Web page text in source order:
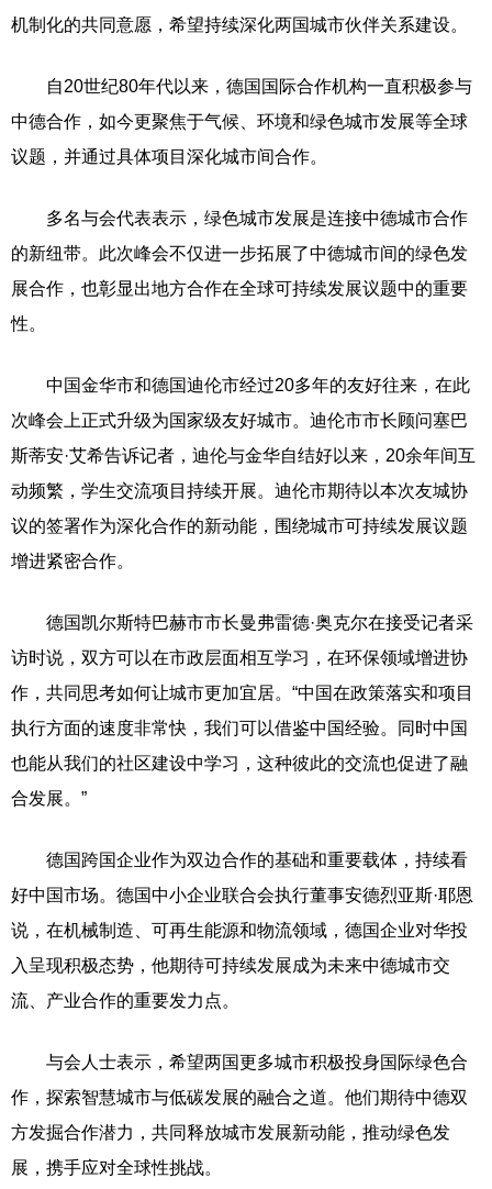
机制化的共同意愿，希望持续深化两国城市伙伴关系建设。
自20世纪80年代以来，德国国际合作机构一直积极参与
中德合作，如今更聚焦于气候、环境和绿色城市发展等全球
议题，并通过具体项目深化城市间合作。
多名与会代表表示，绿色城市发展是连接中德城市合作
的新纽带。此次峰会不仅进一步拓展了中德城市间的绿色发
展合作，也彰显出地方合作在全球可持续发展议题中的重要
性。
中国金华市和德国迪伦市经过20多年的友好往来，在此
次峰会上正式升级为国家级友好城市。迪伦市市长顾问塞巴
斯蒂安·艾希告诉记者，迪伦与金华自结好以来，20余年间互
动频繁，学生交流项目持续开展。迪伦市期待以本次友城协
议的签署作为深化合作的新动能，围绕城市可持续发展议题
增进紧密合作。
德国凯尔斯特巴赫市市长曼弗雷德·奥克尔在接受记者采
访时说，双方可以在市政层面相互学习，在环保领域增进协
作，共同思考如何让城市更加宜居。“中国在政策落实和项目
执行方面的速度非常快，我们可以借鉴中国经验。同时中国
也能从我们的社区建设中学习，这种彼此的交流也促进了融
合发展。”
德国跨国企业作为双边合作的基础和重要载体，持续看
好中国市场。德国中小企业联合会执行董事安德烈亚斯·耶恩
说，在机械制造、可再生能源和物流领域，德国企业对华投
入呈现积极态势，他期待可持续发展成为未来中德城市交
流、产业合作的重要发力点。
与会人士表示，希望两国更多城市积极投身国际绿色合
作，探索智慧城市与低碳发展的融合之道。他们期待中德双
方发掘合作潜力，共同释放城市发展新动能，推动绿色发
展，携手应对全球性挑战。